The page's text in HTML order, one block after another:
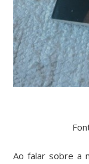
Ao falar sobre a